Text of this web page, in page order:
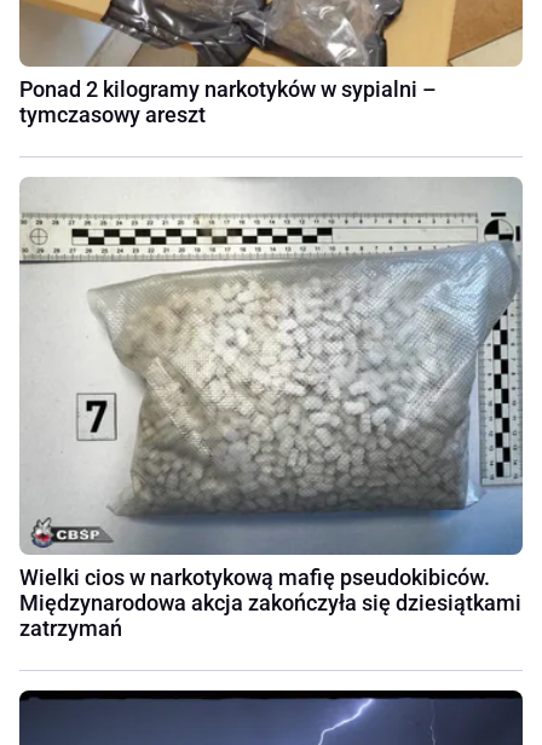
Ponad 2 kilogramy narkotyków w sypialni –
tymczasowy areszt
Wielki cios w narkotykową mafię pseudokibiców.
Międzynarodowa akcja zakończyła się dziesiątkami
zatrzymań